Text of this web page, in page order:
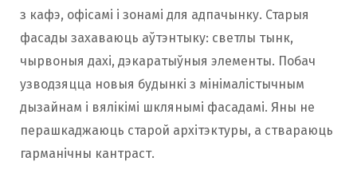
з кафэ, офісамі і зонамі для адпачынку. Старыя
фасады захаваюць аўтэнтыку: светлы тынк,
чырвоныя дахі, дэкаратыўныя элементы. Побач
узводзяцца новыя будынкі з мінімалістычным
дызайнам і вялікімі шклянымі фасадамі. Яны не
перашкаджаюць старой архітэктуры, а ствараюць
гарманічны кантраст.